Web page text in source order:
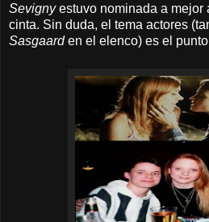
Sevignyestuvo nominada a mejor
cinta. Sin duda, el tema actores
Sasgaarden el elenco) es el